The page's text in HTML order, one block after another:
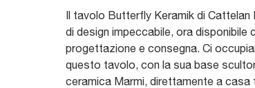
Il tavolo Butterfly Keramik di
di design impeccabile, ora disponibile
progettazione e consegna. Ci
questo tavolo, con la sua base
ceramica Marmi, direttamente a casa